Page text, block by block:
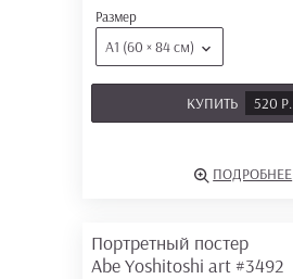
Размер
А1 (60 × 84 см)
КУПИТЬ 520 Р.
ПОДРОБНЕЕ
Портретный постер
Abe Yoshitoshi art #3492